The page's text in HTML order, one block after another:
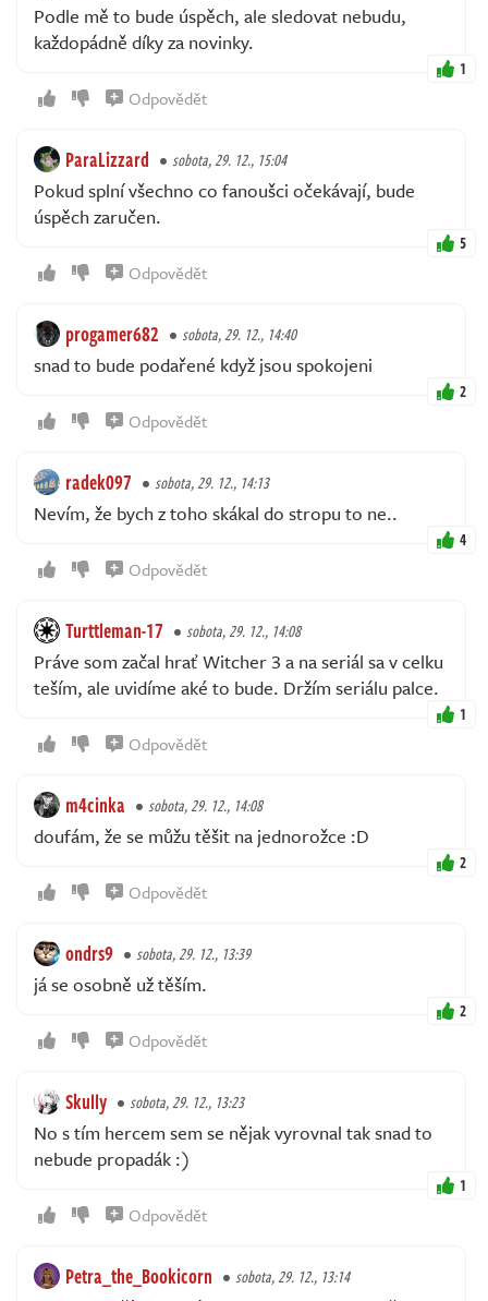
Podle mě to bude úspěch, ale sledovat nebudu,
každopádně díky za novinky.
1
Odpovědět
ParaLizzard sobota, 29. 12., 15:04
Pokud splní všechno co fanoušci očekávají, bude
úspěch zaručen.
5
Odpovědět
progamer682 sobota, 29. 12., 14:40
snad to bude podařené když jsou spokojeni
2
Odpovědět
radek097 sobota, 29. 12., 14:13
Nevím, že bych z toho skákal do stropu to ne..
4
Odpovědět
Turttleman-17 sobota, 29. 12., 14:08
Práve som začal hrať Witcher 3 a na seriál sa v celku
teším, ale uvidíme aké to bude. Držím seriálu palce.
1
Odpovědět
m4cinka sobota, 29. 12., 14:08
doufám, že se můžu těšit na jednorožce :D
2
Odpovědět
ondrs9 sobota, 29. 12., 13:39
já se osobně už těším.
2
Odpovědět
Skully sobota, 29. 12., 13:23
No s tím hercem sem se nějak vyrovnal tak snad to
nebude propadák :)
1
Odpovědět
Petra_the_Bookicorn sobota, 29. 12., 13:14